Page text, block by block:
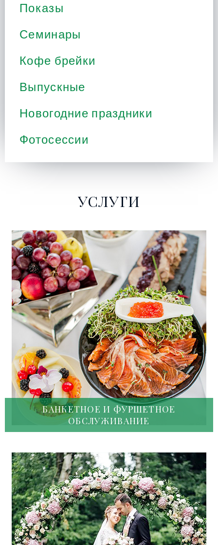
Показы
Семинары
Кофе брейки
Выпускные
Новогодние праздники
Фотосессии
УСЛУГИ
БАНКЕТНОЕ И ФУРШЕТНОЕ
ОБСЛУЖИВАНИЕ